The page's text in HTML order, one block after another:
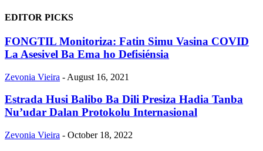
EDITOR PICKS
FONGTIL Monitoriza: Fatin Simu Vasina COVID
La Asesivel Ba Ema ho Defisiénsia
Zevonia Vieira - August 16, 2021
Estrada Husi Balibo Ba Dili Presiza Hadia Tanba
Nu’udar Dalan Protokolu Internasional
Zevonia Vieira - October 18, 2022